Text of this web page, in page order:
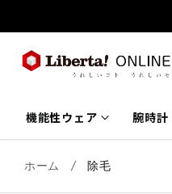
進む
機能性ウェア keyboard_arrow_down 腕時計
ホーム / 除毛